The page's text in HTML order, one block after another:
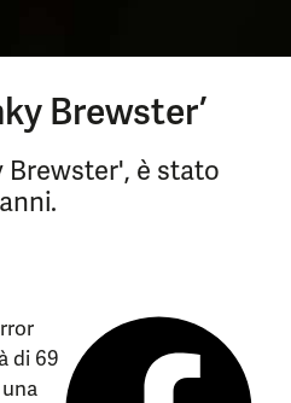
Brewster’
Brewster', è stato
di 69